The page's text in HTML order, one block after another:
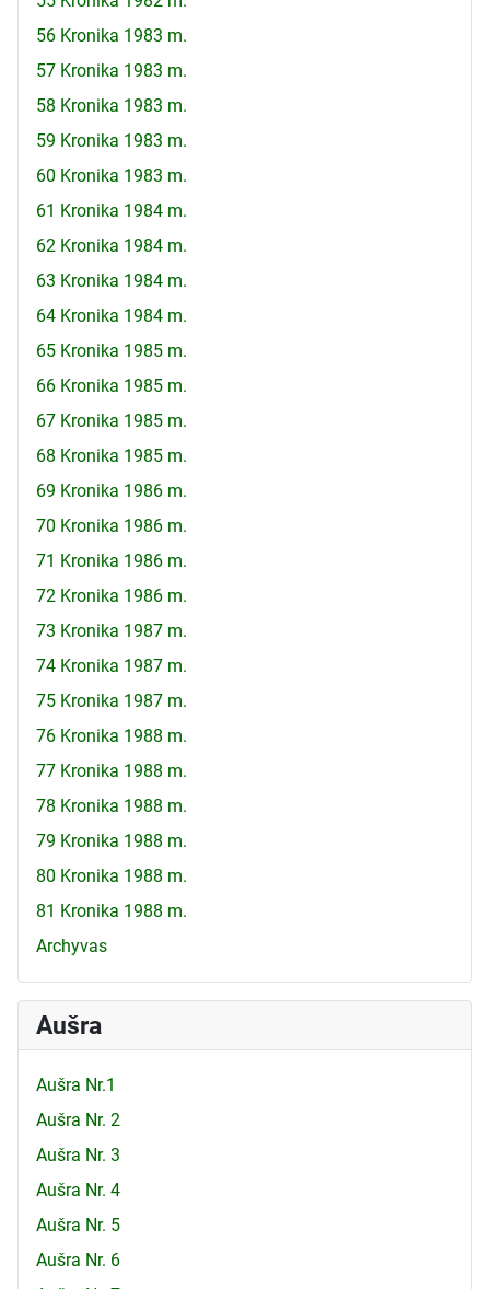
56 Kronika 1983 m.
57 Kronika 1983 m.
58 Kronika 1983 m.
59 Kronika 1983 m.
60 Kronika 1983 m.
61 Kronika 1984 m.
62 Kronika 1984 m.
63 Kronika 1984 m.
64 Kronika 1984 m.
65 Kronika 1985 m.
66 Kronika 1985 m.
67 Kronika 1985 m.
68 Kronika 1985 m.
69 Kronika 1986 m.
70 Kronika 1986 m.
71 Kronika 1986 m.
72 Kronika 1986 m.
73 Kronika 1987 m.
74 Kronika 1987 m.
75 Kronika 1987 m.
76 Kronika 1988 m.
77 Kronika 1988 m.
78 Kronika 1988 m.
79 Kronika 1988 m.
80 Kronika 1988 m.
81 Kronika 1988 m.
Archyvas
Aušra
Aušra Nr.1
Aušra Nr. 2
Aušra Nr. 3
Aušra Nr. 4
Aušra Nr. 5
Aušra Nr. 6